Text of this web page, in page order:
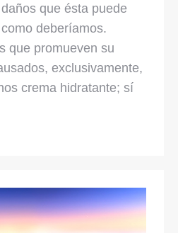
que ésta puede
deberíamos.
que promueven su
exclusivamente,
crema hidratante; sí